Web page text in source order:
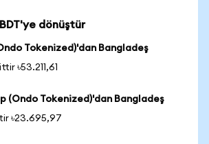
dönüştür
Tokenized)'dan Bangladeş
৳53.211,61
(Ondo Tokenized)'dan Bangladeş
৳23.695,97